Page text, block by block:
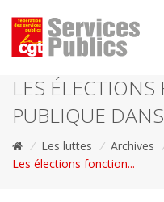
LES
PUBLIQUE
/ Les luttes / Archives
Les élections fonction...